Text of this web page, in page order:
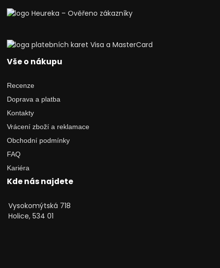
Vše o nákupu
Recenze
Doprava a platba
Kontakty
Vrácení zboží a reklamace
Obchodní podmínky
FAQ
Kariéra
Kde nás najdete
Vysokomýtská 718
Holice, 534 01